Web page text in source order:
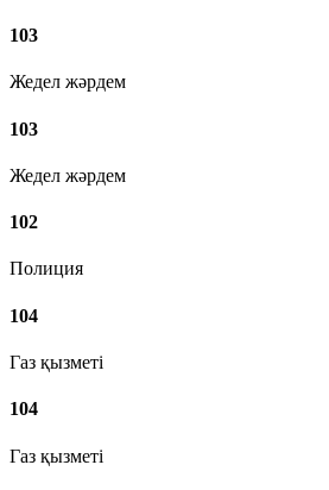
103
Жедел жәрдем
103
Жедел жәрдем
102
Полиция
104
Газ қызметі
104
Газ қызметі